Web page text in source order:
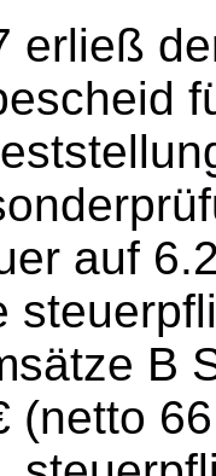
erließ
auf
B
(netto